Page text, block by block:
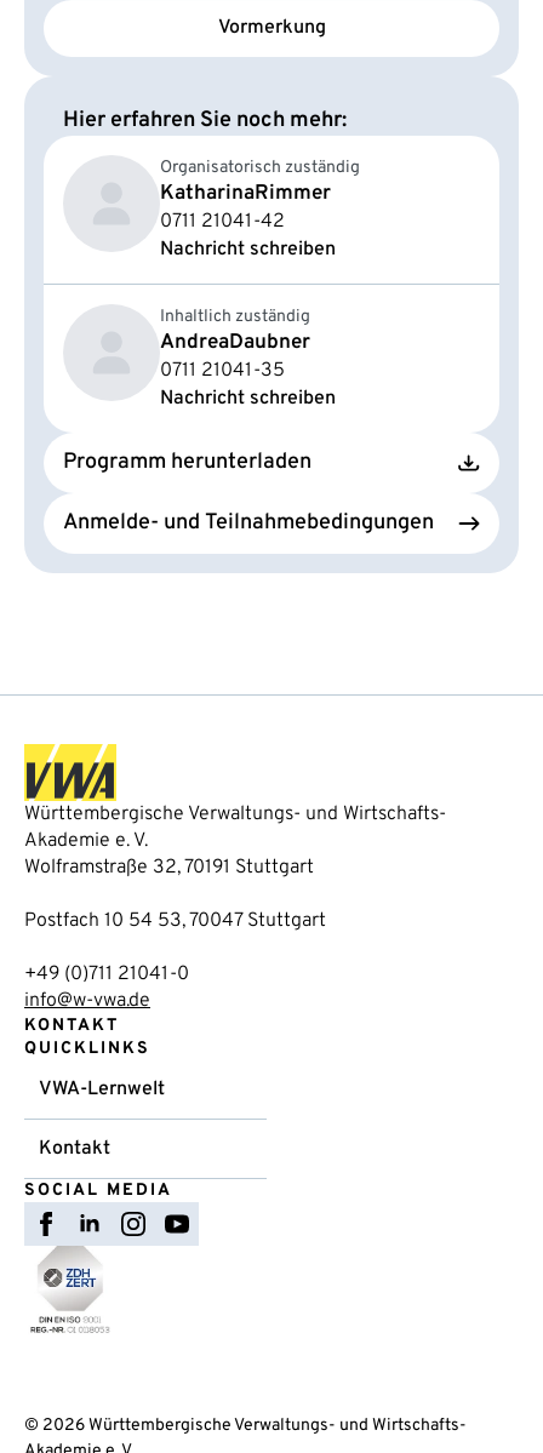
Vormerkung
Hier erfahren Sie noch mehr:
Organisatorisch zuständig
KatharinaRimmer
0711 21041-42
Nachricht schreiben
Inhaltlich zuständig
AndreaDaubner
0711 21041-35
Nachricht schreiben
Programm herunterladen
Anmelde- und Teilnahmebedingungen
Württembergische Verwaltungs- und Wirtschafts-
Akademie e. V.
Wolframstraße 32, 70191 Stuttgart
Postfach 10 54 53, 70047 Stuttgart
+49 (0)711 21041-0
info@w-vwa.de
KONTAKT
QUICKLINKS
VWA-Lernwelt
Kontakt
SOCIAL MEDIA
© 2026 Württembergische Verwaltungs- und Wirtschafts-